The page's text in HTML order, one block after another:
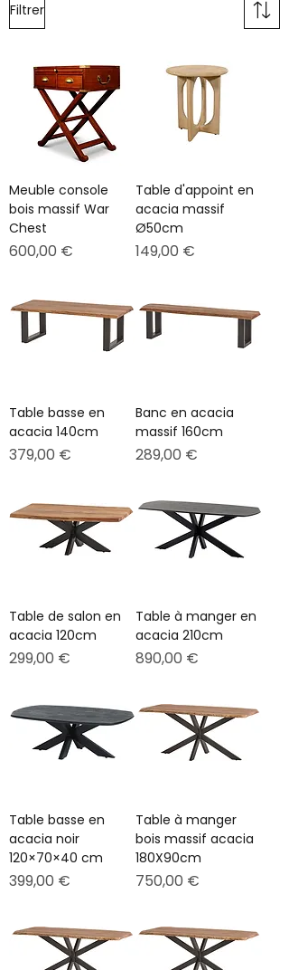
Filtrer
Meuble console
bois massif War
Chest
Prix
600,00 €
Table d'appoint en
acacia massif
Ø50cm
Prix
149,00 €
Table basse en
acacia 140cm
Prix
379,00 €
Banc en acacia
massif 160cm
Prix
289,00 €
Table de salon en
acacia 120cm
Prix
299,00 €
Table à manger en
acacia 210cm
Prix
890,00 €
Table basse en
acacia noir
120×70×40 cm
Prix
399,00 €
Table à manger
bois massif acacia
180X90cm
Prix
750,00 €